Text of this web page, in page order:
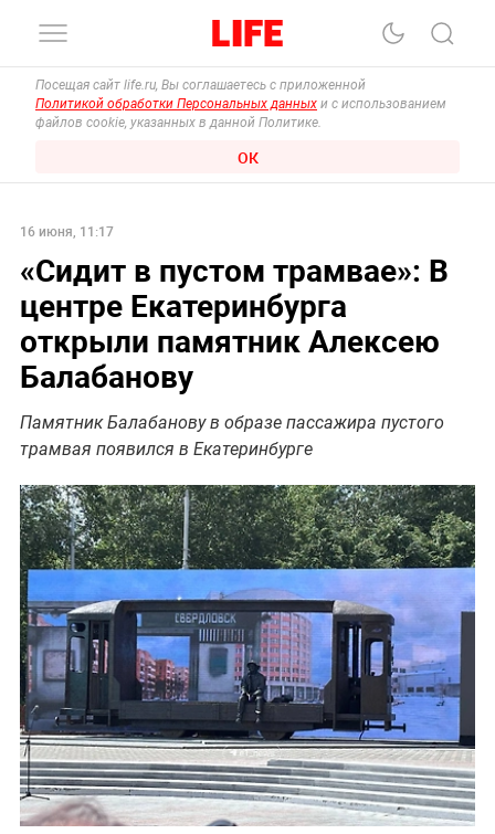
Посещая сайт life.ru, Вы соглашаетесь с приложенной
Политикой обработки Персональных данных и с использованием
файлов cookie, указанных в данной Политике.
ОК
16 июня, 11:17
«Сидит в пустом трамвае»: В
центре Екатеринбурга
открыли памятник Алексею
Балабанову
Памятник Балабанову в образе пассажира пустого
трамвая появился в Екатеринбурге